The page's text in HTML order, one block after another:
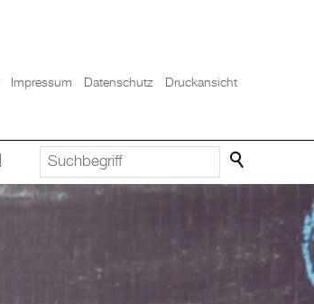
Impressum Datenschutz Druckansicht